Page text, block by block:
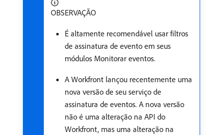
OBSERVAÇÃO
É altamente recomendável usar filtros
de assinatura de evento em seus
módulos Monitorar eventos.
A Workfront lançou recentemente uma
nova versão de seu serviço de
assinatura de eventos. A nova versão
não é uma alteração na API do
Workfront, mas uma alteração na